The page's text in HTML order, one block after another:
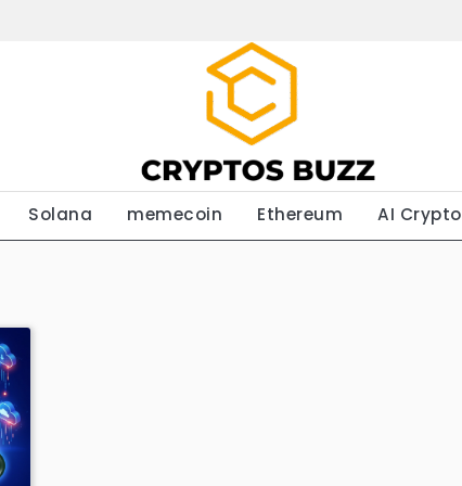
Solana memecoin Ethereum AI Crypto